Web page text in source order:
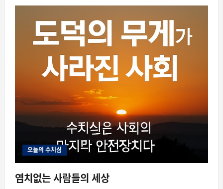
오늘의 수치심
염치없는 사람들의 세상